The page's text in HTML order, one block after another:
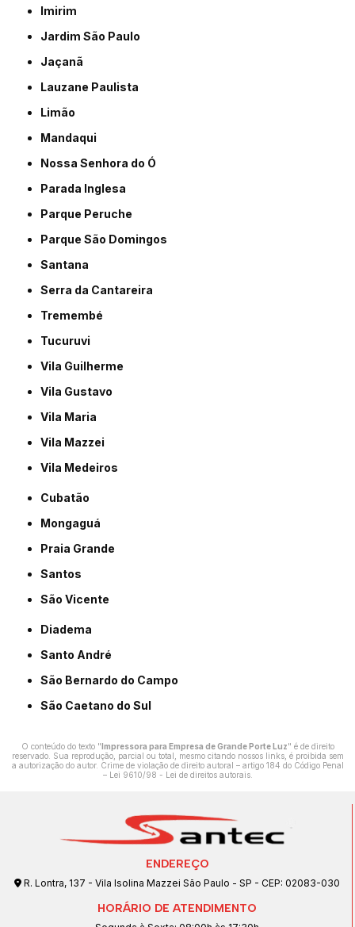
Imirim
Jardim São Paulo
Jaçanã
Lauzane Paulista
Limão
Mandaqui
Nossa Senhora do Ó
Parada Inglesa
Parque Peruche
Parque São Domingos
Santana
Serra da Cantareira
Tremembé
Tucuruvi
Vila Guilherme
Vila Gustavo
Vila Maria
Vila Mazzei
Vila Medeiros
Cubatão
Mongaguá
Praia Grande
Santos
São Vicente
Diadema
Santo André
São Bernardo do Campo
São Caetano do Sul
O conteúdo do texto "Impressora para Empresa de Grande Porte Luz" é de direito
reservado. Sua reprodução, parcial ou total, mesmo citando nossos links, é proibida sem
a autorização do autor. Crime de violação de direito autoral – artigo 184 do Código Penal
– Lei 9610/98 - Lei de direitos autorais.
ENDEREÇO
R. Lontra, 137 - Vila Isolina Mazzei São Paulo - SP - CEP: 02083-030
HORÁRIO DE ATENDIMENTO